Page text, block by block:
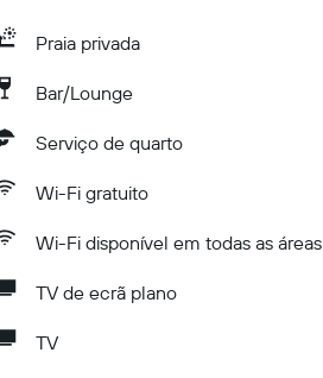
Praia privada
Bar/Lounge
Serviço de quarto
Wi-Fi gratuito
Wi-Fi disponível em todas as áreas
TV de ecrã plano
TV